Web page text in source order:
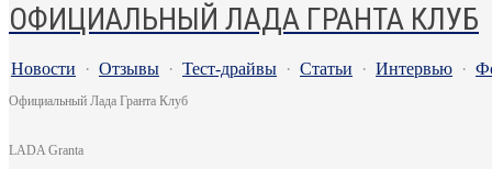
ОФИЦИАЛЬНЫЙ ЛАДА ГРАНТА КЛУБ
Новости · Отзывы · Тест-драйвы · Статьи · Интервью ·
Официальный Лада Гранта Клуб
LADA Granta